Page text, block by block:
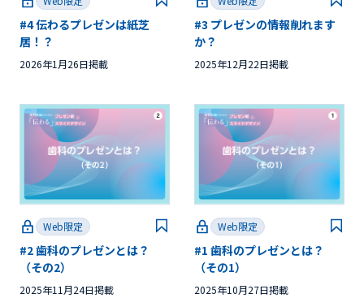
#4 伝わるプレゼンは紙芝
居！？
2026年1月26日掲載
#3 プレゼンの情報削れます
か？
2025年12月22日掲載
Web限定
#2 歯科のプレゼンとは？
（その2）
2025年11月24日掲載
Web限定
#1 歯科のプレゼンとは？
（その1）
2025年10月27日掲載